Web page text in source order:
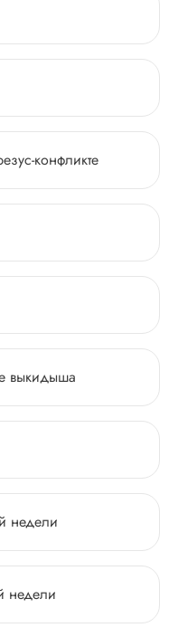
конфликте
выкидыша
недели
недели